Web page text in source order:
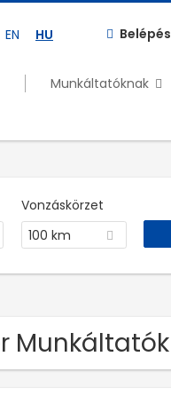
EN HU Belépés
Munkáltatóknak
Vonzáskörzet
100 km
Munkáltatók